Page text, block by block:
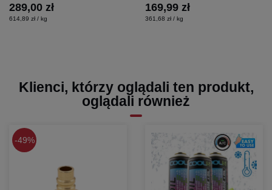
289,00 zł
614,89 zł / kg
169,99 zł
361,68 zł / kg
Klienci, którzy oglądali ten produkt,
oglądali również
49%